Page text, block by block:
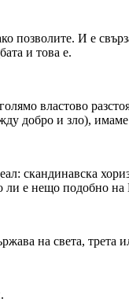
позволите. И е
и това е.
властово
добро и зло),
скандинавска
е нещо подобно на
на света, трета